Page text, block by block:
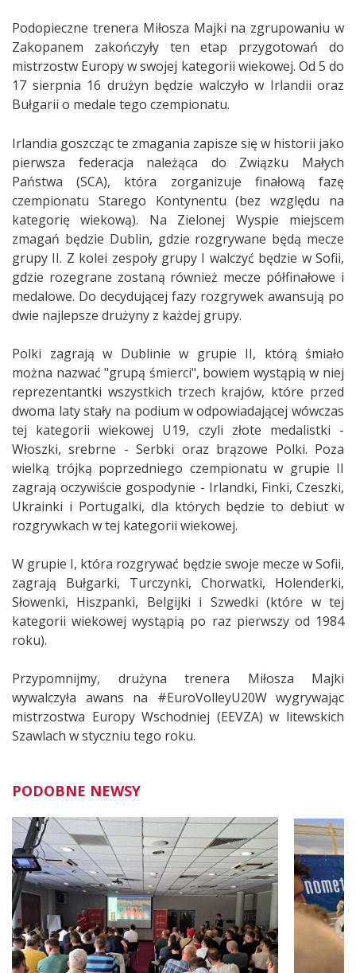
Podopieczne trenera Miłosza Majki na zgrupowaniu w
Zakopanem zakończyły ten etap przygotowań do
mistrzostw Europy w swojej kategorii wiekowej. Od 5 do
17 sierpnia 16 drużyn będzie walczyło w Irlandii oraz
Bułgarii o medale tego czempionatu.
Irlandia goszcząc te zmagania zapisze się w historii jako
pierwsza federacja należąca do Związku Małych
Państwa (SCA), która zorganizuje finałową fazę
czempionatu Starego Kontynentu (bez względu na
kategorię wiekową). Na Zielonej Wyspie miejscem
zmagań będzie Dublin, gdzie rozgrywane będą mecze
grupy II. Z kolei zespoły grupy I walczyć będzie w Sofii,
gdzie rozegrane zostaną również mecze półfinałowe i
medalowe. Do decydującej fazy rozgrywek awansują po
dwie najlepsze drużyny z każdej grupy.
Polki zagrają w Dublinie w grupie II, którą śmiało
można nazwać "grupą śmierci", bowiem wystąpią w niej
reprezentantki wszystkich trzech krajów, które przed
dwoma laty stały na podium w odpowiadającej wówczas
tej kategorii wiekowej U19, czyli złote medalistki -
Włoszki, srebrne - Serbki oraz brązowe Polki. Poza
wielką trójką poprzedniego czempionatu w grupie II
zagrają oczywiście gospodynie - Irlandki, Finki, Czeszki,
Ukrainki i Portugalki, dla których będzie to debiut w
rozgrywkach w tej kategorii wiekowej.
W grupie I, która rozgrywać będzie swoje mecze w Sofii,
zagrają Bułgarki, Turczynki, Chorwatki, Holenderki,
Słowenki, Hiszpanki, Belgijki i Szwedki (które w tej
kategorii wiekowej wystąpią po raz pierwszy od 1984
roku).
Przypomnijmy, drużyna trenera Miłosza Majki
wywalczyła awans na #EuroVolleyU20W wygrywając
mistrzostwa Europy Wschodniej (EEVZA) w litewskich
Szawlach w styczniu tego roku.
PODOBNE NEWSY